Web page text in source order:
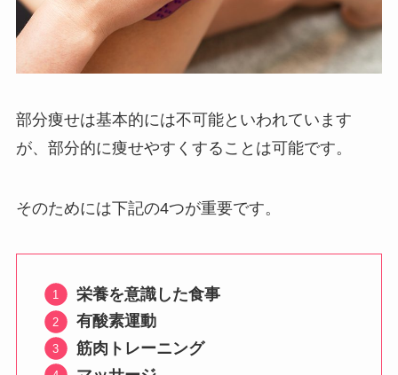
部分痩せは基本的には不可能といわれています
が、部分的に痩せやすくすることは可能です。
そのためには下記の4つが重要です。
栄養を意識した食事
有酸素運動
筋肉トレーニング